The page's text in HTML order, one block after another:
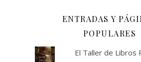
ENTRADAS Y
POPULARES
El Taller de Libros